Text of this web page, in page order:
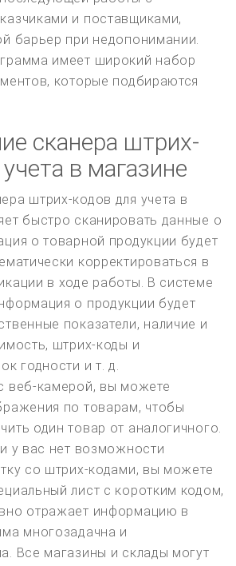
и поставщиками,
барьер при недопонимании.
имеет широкий набор
которые подбираются
сканера штрих-
в магазине
штрих-кодов для учета в
быстро сканировать данные о
о товарной продукции будет
корректироваться в
в ходе работы. В системе
о продукции будет
показатели, наличие и
штрих-коды и
годности и т. д.
веб-камерой, вы можете
по товарам, чтобы
один товар от аналогичного.
у вас нет возможности
со штрих-кодами, вы можете
лист с коротким кодом,
отражает информацию в
многозадачна и
Все магазины и склады могут